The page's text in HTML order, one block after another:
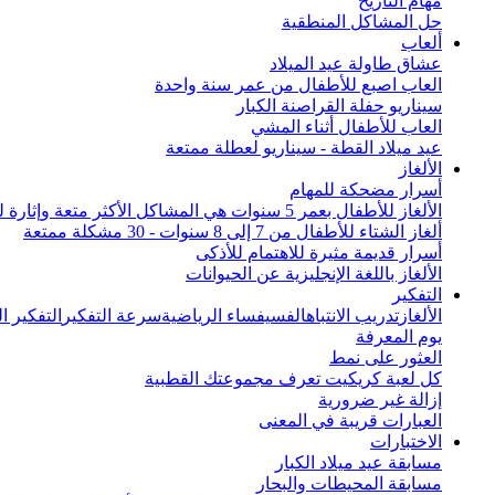
حل المشاكل المنطقية
ألعاب
عشاق طاولة عيد الميلاد
العاب اصبع للأطفال من عمر سنة واحدة
سيناريو حفلة القراصنة الكبار
العاب للأطفال أثناء المشي
عيد ميلاد القطة - سيناريو لعطلة ممتعة
الألغاز
أسرار مضحكة للمهام
الألغاز للأطفال بعمر 5 سنوات هي المشاكل الأكثر متعة وإثارة للاهتمام من جميع أنحاء العالم
ألغاز الشتاء للأطفال من 7 إلى 8 سنوات - 30 مشكلة ممتعة
أسرار قديمة مثيرة للاهتمام للأذكى
الألغاز باللغة الإنجليزية عن الحيوانات
التفكير
الألغاز تدريب الانتباهالفسيفساء الرياضيةسرعة التفكير
يوم المعرفة
العثور على نمط
كل لعبة كريكيت تعرف مجموعتك القطبية
إزالة غير ضرورية
العبارات قريبة في المعنى
الاختبارات
مسابقة عيد ميلاد الكبار
مسابقة المحيطات والبحار